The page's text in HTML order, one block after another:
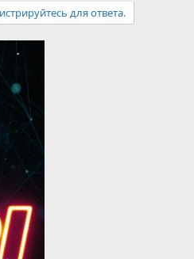
для ответа.